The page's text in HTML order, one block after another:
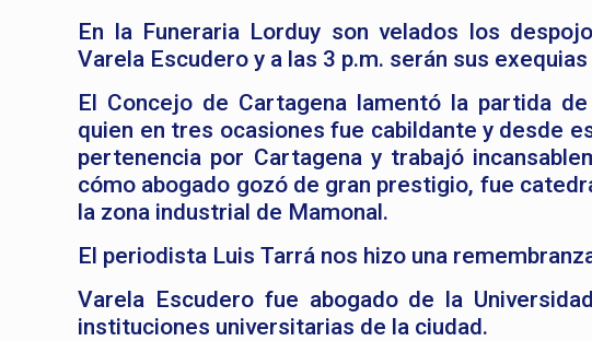
En la Funeraria Lorduy son velados los
Varela Escudero y a las 3 p.m. serán sus
El Concejo de Cartagena lamentó la partida
quien en tres ocasiones fue cabildante y desde
pertenencia por Cartagena y trabajó
cómo abogado gozó de gran prestigio, fue
la zona industrial de Mamonal.
El periodista Luis Tarrá nos hizo una
Varela Escudero fue abogado de la
instituciones universitarias de la ciudad.